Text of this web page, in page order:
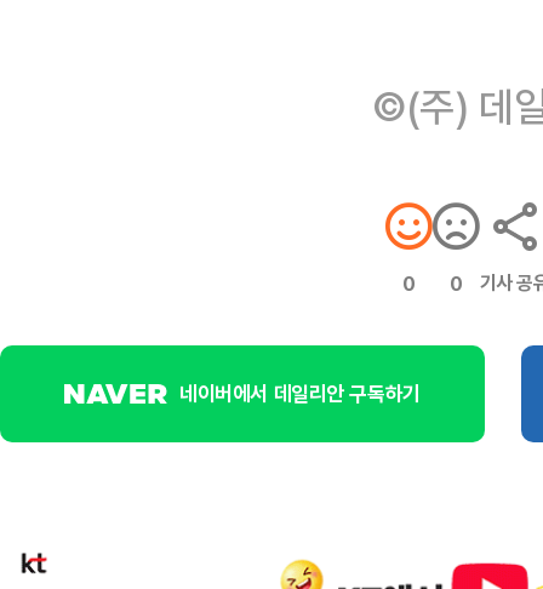
©(주) 데
0 0 기사 공
네이버에서 데일리안 구독하기